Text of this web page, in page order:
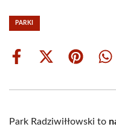
PARKI
Share
Share
(Twitter)
Share
Park Radziwiłłowski to